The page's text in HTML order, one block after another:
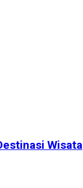
Wisata